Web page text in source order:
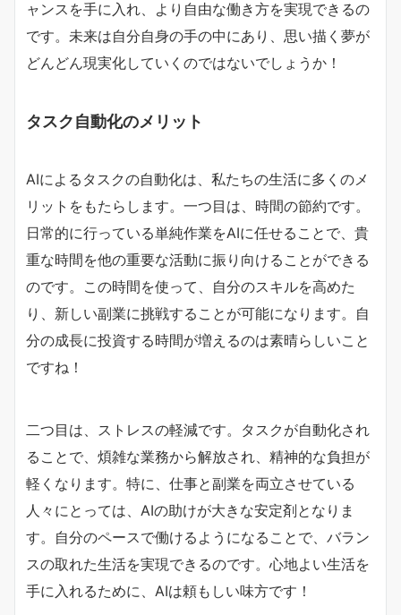
ャンスを手に入れ、より自由な働き方を実現できるの
です。未来は自分自身の手の中にあり、思い描く夢が
どんどん現実化していくのではないでしょうか！
タスク自動化のメリット
AIによるタスクの自動化は、私たちの生活に多くのメ
リットをもたらします。一つ目は、時間の節約です。
日常的に行っている単純作業をAIに任せることで、貴
重な時間を他の重要な活動に振り向けることができる
のです。この時間を使って、自分のスキルを高めた
り、新しい副業に挑戦することが可能になります。自
分の成長に投資する時間が増えるのは素晴らしいこと
ですね！
二つ目は、ストレスの軽減です。タスクが自動化され
ることで、煩雑な業務から解放され、精神的な負担が
軽くなります。特に、仕事と副業を両立させている
人々にとっては、AIの助けが大きな安定剤となりま
す。自分のペースで働けるようになることで、バラン
スの取れた生活を実現できるのです。心地よい生活を
手に入れるために、AIは頼もしい味方です！